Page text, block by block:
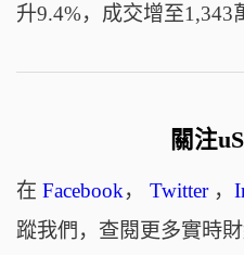
升9.4%，成交增至1,343
關注
在 Facebook， Twitter，
蹤我們，查閱更多實時